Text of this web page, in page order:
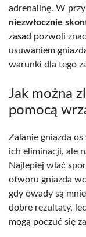
adrenalinę. W
niezwłocznie
zasad pozwoli
usuwaniem
warunki dla tego
Jak można
pomocą
Zalanie gniazda
ich eliminacji, ale
Najlepiej wlać
otworu gniazda
gdy owady są
dobre rezultaty,
mogą poczuć się